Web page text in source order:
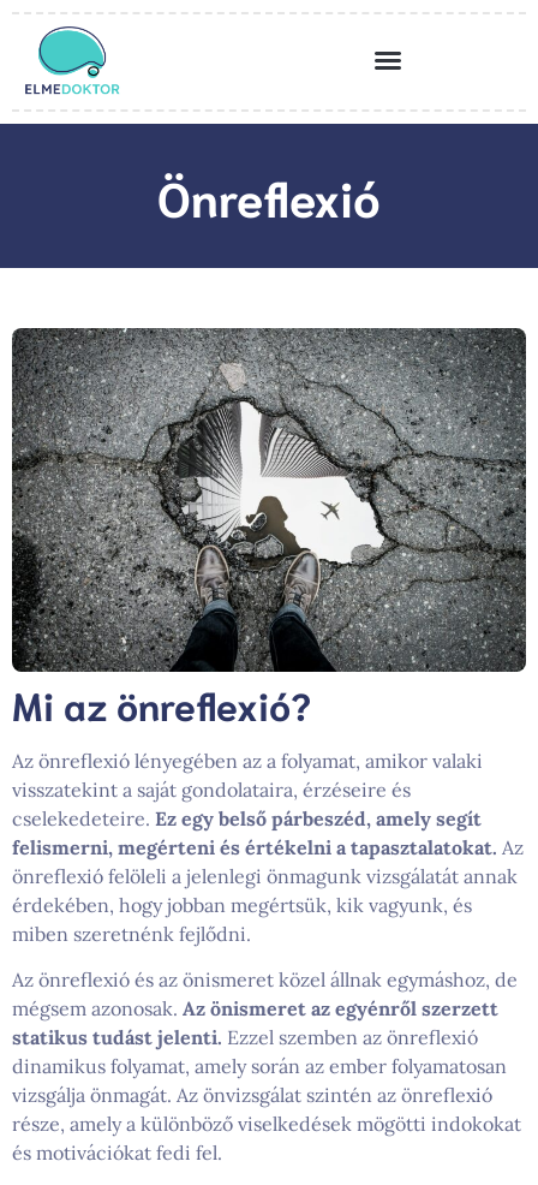
Önreflexió
Mi az önreflexió?
Az önreflexió lényegében az a folyamat, amikor valaki
visszatekint a saját gondolataira, érzéseire és
cselekedeteire. Ez egy belső párbeszéd, amely segít
felismerni, megérteni és értékelni a tapasztalatokat. Az
önreflexió felöleli a jelenlegi önmagunk vizsgálatát annak
érdekében, hogy jobban megértsük, kik vagyunk, és
miben szeretnénk fejlődni.
Az önreflexió és az önismeret közel állnak egymáshoz, de
mégsem azonosak. Az önismeret az egyénről szerzett
statikus tudást jelenti. Ezzel szemben az önreflexió
dinamikus folyamat, amely során az ember folyamatosan
vizsgálja önmagát. Az önvizsgálat szintén az önreflexió
része, amely a különböző viselkedések mögötti indokokat
és motivációkat fedi fel.